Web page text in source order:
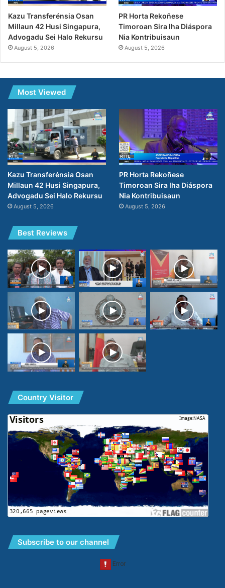
Kazu Transferénsia Osan
Millaun 42 Husi Singapura,
Advogadu Sei Halo Rekursu
August 5, 2026
PR Horta Rekoñese
Timoroan Sira Iha Diáspora
Nia Kontribuisaun
August 5, 2026
Most Viewed
Kazu Transferénsia Osan
Millaun 42 Husi Singapura,
Advogadu Sei Halo Rekursu
August 5, 2026
PR Horta Rekoñese
Timoroan Sira Iha Diáspora
Nia Kontribuisaun
August 5, 2026
Best Reviews
Country Visitor
Subscribe to our channel